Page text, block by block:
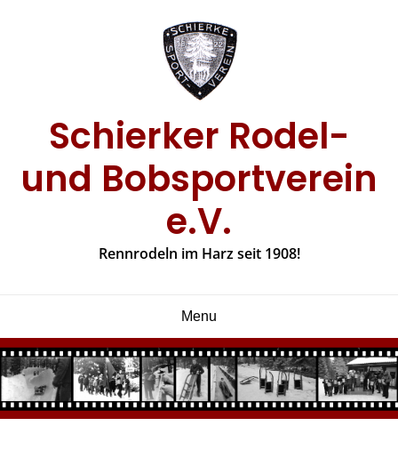
Schierker Rodel-
und Bobsportverein
e.V.
Rennrodeln im Harz seit 1908!
Menu